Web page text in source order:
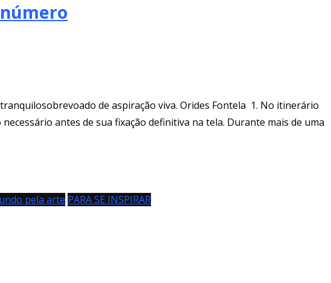
de aspiração viva. Orides Fontela 1. No itinerário
antes de sua fixação definitiva na tela. Durante mais de uma
pela arte PARA SE INSPIRAR